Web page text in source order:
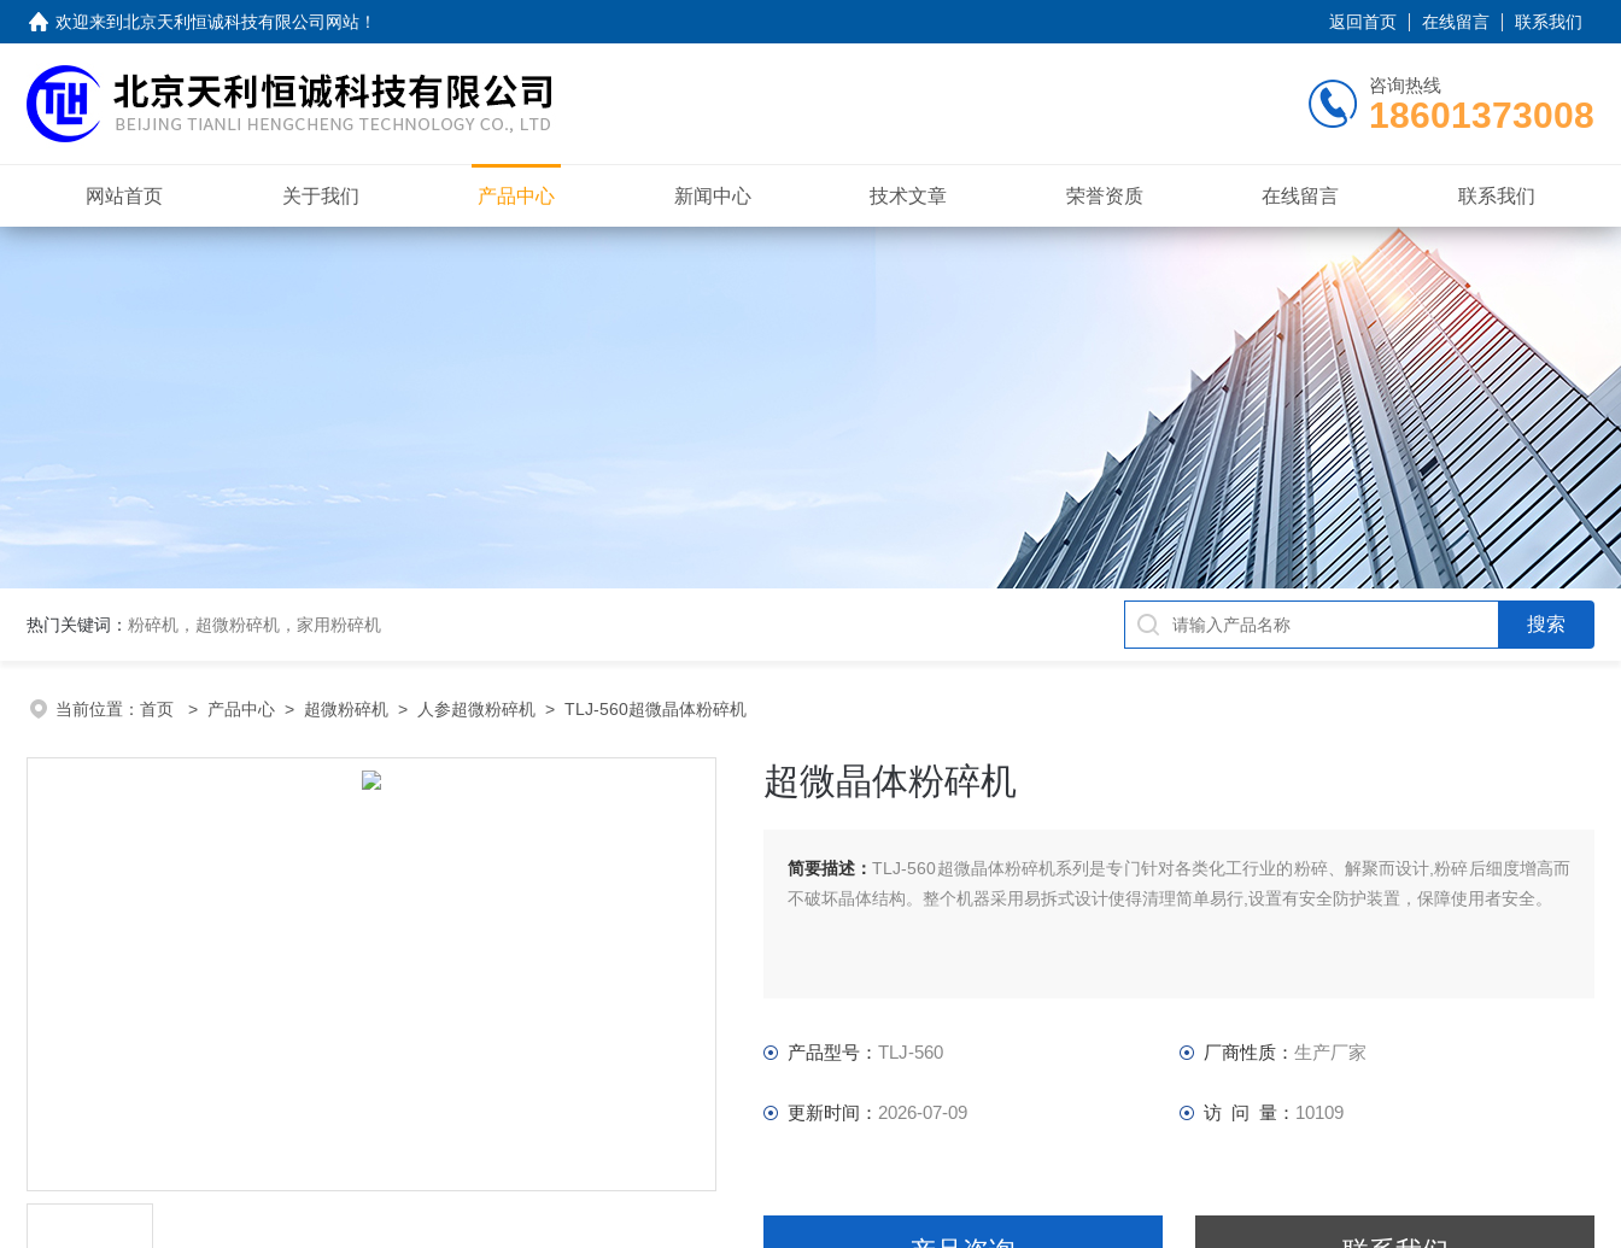
欢迎来到北京天利恒诚科技有限公司网站 ！ 返回首页 在线留言 联系我们
咨询热线
18601373008
网站首页 关于我们 产品中心 新闻中心 技术文章 荣誉资质 在线留言 联系我们
热门关键词： 粉碎机，超微粉碎机，家用粉碎机
当前位置： 首页 > 产品中心 > 超微粉碎机 > 人参超微粉碎机 > TLJ-560超微晶体粉碎机
超微晶体粉碎机
简要描述：TLJ-560超微晶体粉碎机系列是专门针对各类化工行业的粉碎、解聚而设计,粉碎后细度增高而
不破坏晶体结构。整个机器采用易拆式设计使得清理简单易行,设置有安全防护装置，保障使用者安全。
产品型号： TLJ-560 厂商性质： 生产厂家
更新时间： 2026-07-09 访 问 量： 10109